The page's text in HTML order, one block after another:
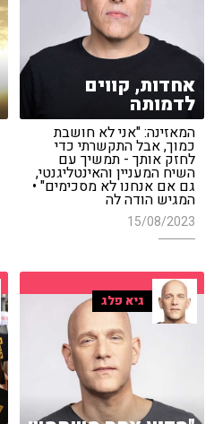
אחדות, קווים
לדמותה
המאזינה: "אני לא חושבת
כמוך, אבל התקשרתי כדי
לחזק אותך - תמשיך עם
השיח המעניין והאינטליגנטי,
גם אם אנחנו לא מסכימים" •
המגיש הודה לה
15/08/2023
גיא פלג